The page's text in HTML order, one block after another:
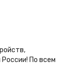
По всем